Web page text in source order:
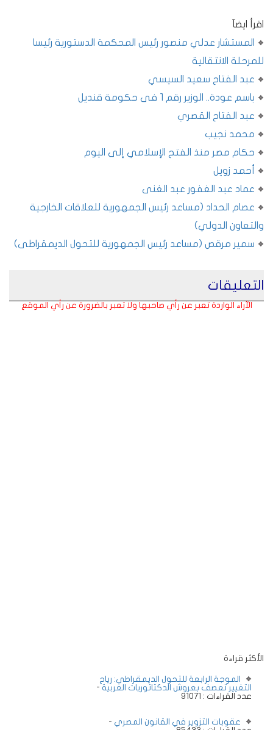
اقرأ ايضآ
المستشار عدلي منصور رئيس المحكمة الدستورية رئيسا
للمرحلة الانتقالية
عبد الفتاح سعيد السيسي
باسم عودة.. الوزير رقم 1 فى حكومة قنديل
عبد الفتاح القصري
محمد نجيب
حكام مصر منذ الفتح الإسلامي إلى اليوم
أحمد زويل
عماد عبد الغفور عبد الغنى
عصام الحداد (مساعد رئيس الجمهورية للعلاقات الخارجية
والتعاون الدولي)
سمير مرقص (مساعد رئيس الجمهورية للتحول الديمقراطى)
التعليقات
الآراء الواردة تعبر عن رأي صاحبها ولا تعبر بالضرورة عن رأي الموقع
الأكثر قراءة
الموجة الرابعة للتحول الديمقراطي: رياح
التغيير تعصف بعروش الدكتاتوريات العربية -
عدد القراءات : 91071
عقوبات التزوير في القانون المصري -